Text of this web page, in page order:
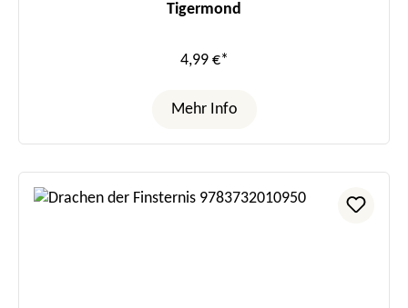
Tigermond
4,99 €*
Mehr Info